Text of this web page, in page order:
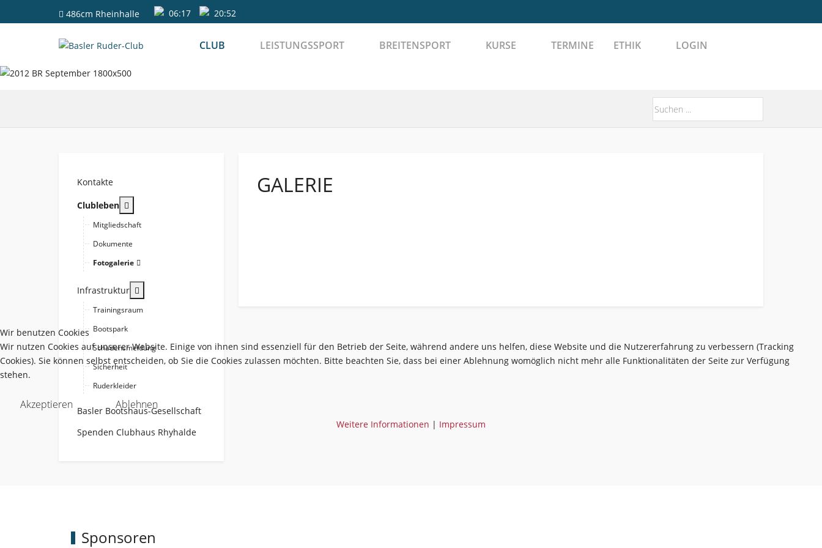
486cm Rheinhalle 06:17 20:52
CLUB LEISTUNGSSPORT BREITENSPORT KURSE TERMINE ETHIK LOGIN
Kontakte
Clubleben
Mitgliedschaft
Dokumente
Fotogalerie
Infrastruktur
Trainingsraum
Bootspark
Schadensmeldung
Sicherheit
Ruderkleider
Basler Bootshaus-Gesellschaft
Spenden Clubhaus Rhyhalde
GALERIE
Sponsoren
Wir benutzen Cookies
Wir nutzen Cookies auf unserer Website. Einige von ihnen sind essenziell für den Betrieb der Seite, während andere uns helfen, diese Website und die Nutzererfahrung zu verbessern (Tracking
Cookies). Sie können selbst entscheiden, ob Sie die Cookies zulassen möchten. Bitte beachten Sie, dass bei einer Ablehnung womöglich nicht mehr alle Funktionalitäten der Seite zur Verfügung
stehen.
Akzeptieren Ablehnen
Weitere Informationen | Impressum